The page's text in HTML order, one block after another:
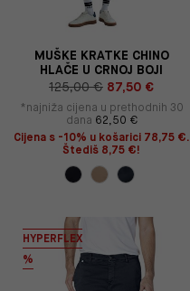
MUŠKE KRATKE CHINO
HLAČE U CRNOJ BOJI
125,00 € 87,50 €
*najniža cijena u prethodnih 30
dana 62,50 €
Cijena s -10% u košarici 78,75 €.
Štediš 8,75 €!
HYPERFLEX
%